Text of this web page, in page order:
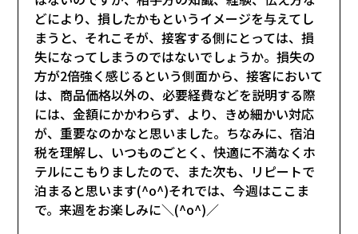
どにより、損したかもというイメージを与えてし
まうと、それこそが、接客する側にとっては、損
失になってしまうのではないでしょうか。損失の
方が2倍強く感じるという側面から、接客において
は、商品価格以外の、必要経費などを説明する際
には、金額にかかわらず、より、きめ細かい対応
が、重要なのかなと思いました。ちなみに、宿泊
税を理解し、いつものごとく、快適に不満なくホ
テルにこもりましたので、また次も、リピートで
泊まると思います(^o^)それでは、今週はここま
で。来週をお楽しみに＼(^o^)／